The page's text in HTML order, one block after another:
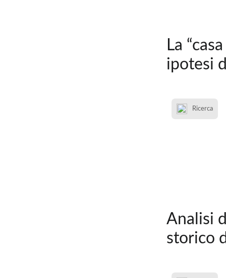
La
ipotesi
Ricerca
Analisi
storico